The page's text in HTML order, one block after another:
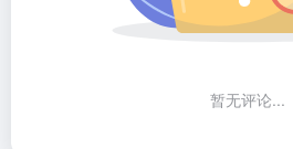
暂无评论...